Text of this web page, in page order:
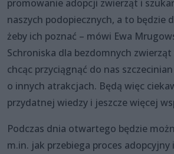
promowanie adopcji zwierząt i
naszych podopiecznych, a to będzie
żeby ich poznać – mówi Ewa
Schroniska dla bezdomnych zwierząt
chcąc przyciągnąć do nas
o innych atrakcjach. Będą więc
przydatnej wiedzy i jeszcze więcej
Podczas dnia otwartego będzie
m.in. jak przebiega proces